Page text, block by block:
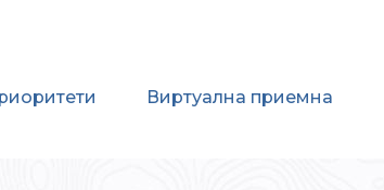
Виртуална приемна